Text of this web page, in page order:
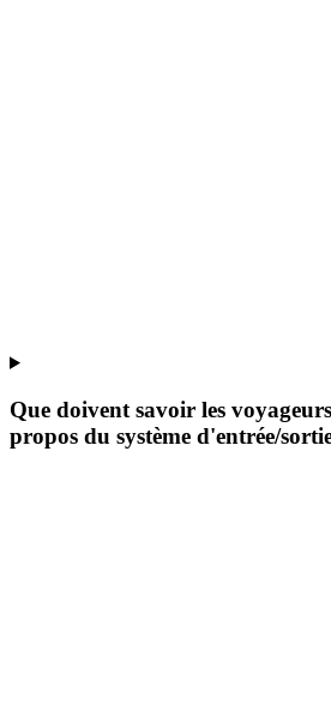
Que doivent savoir les
propos du système d'entrée/